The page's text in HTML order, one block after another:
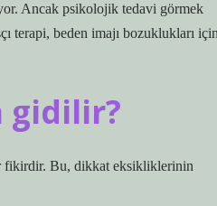
Ancak psikolojik tedavi görmek
terapi, beden imajı bozuklukları
gidilir?
fikirdir. Bu, dikkat eksikliklerinin